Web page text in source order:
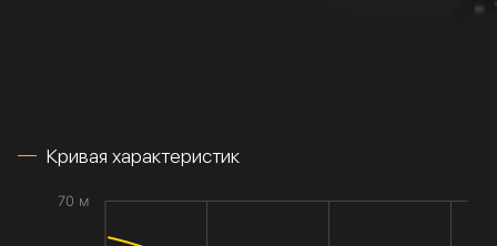
Кривая характеристик
70 м